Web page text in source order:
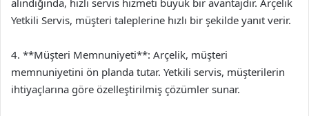
alındığında, hızlı servis hizmeti büyük bir avantajdır. Arçelik
Yetkili Servis, müşteri taleplerine hızlı bir şekilde yanıt verir.
4. **Müşteri Memnuniyeti**: Arçelik, müşteri
memnuniyetini ön planda tutar. Yetkili servis, müşterilerin
ihtiyaçlarına göre özelleştirilmiş çözümler sunar.